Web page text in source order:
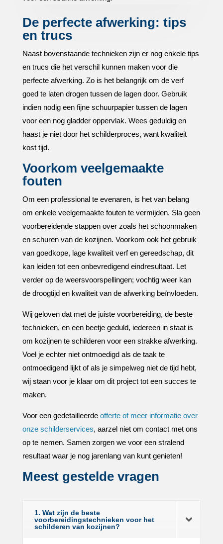
De perfecte afwerking: tips
en trucs
Naast bovenstaande technieken zijn er nog enkele tips
en trucs die het verschil kunnen maken voor die
perfecte afwerking.​ Zo is het belangrijk om de verf
goed te laten drogen tussen de lagen door.​ Gebruik
indien nodig een fijne schuurpapier tussen de lagen
voor een nog gladder oppervlak.​ Wees geduldig en
haast je niet door het schilderproces, want kwaliteit
kost tijd.​
Voorkom veelgemaakte
fouten
Om een professional te evenaren, is het van belang
om enkele veelgemaakte fouten te vermijden.​ Sla geen
voorbereidende stappen over zoals het schoonmaken
en schuren van de kozijnen.​ Voorkom ook het gebruik
van goedkope, lage kwaliteit verf en gereedschap, dit
kan leiden tot een onbevredigend eindresultaat.​ Let
verder op de weersvoorspellingen; vochtig weer kan
de droogtijd en kwaliteit van de afwerking beïnvloeden.​
Wij geloven dat met de juiste voorbereiding, de beste
technieken, en een beetje geduld, iedereen in staat is
om kozijnen te schilderen voor een strakke afwerking.​
Voel je echter niet ontmoedigd als de taak te
ontmoedigend lijkt of als je simpelweg niet de tijd hebt,
wij staan voor je klaar om dit project tot een succes te
maken.​
Voor een gedetailleerde offerte of meer informatie over
onze schilderservices, aarzel niet om contact met ons
op te nemen.​ Samen zorgen we voor een stralend
resultaat waar je nog jarenlang van kunt genieten!
Meest gestelde vragen
1. Wat zijn de beste
voorbereidingstechnieken voor het
schilderen van kozijnen?